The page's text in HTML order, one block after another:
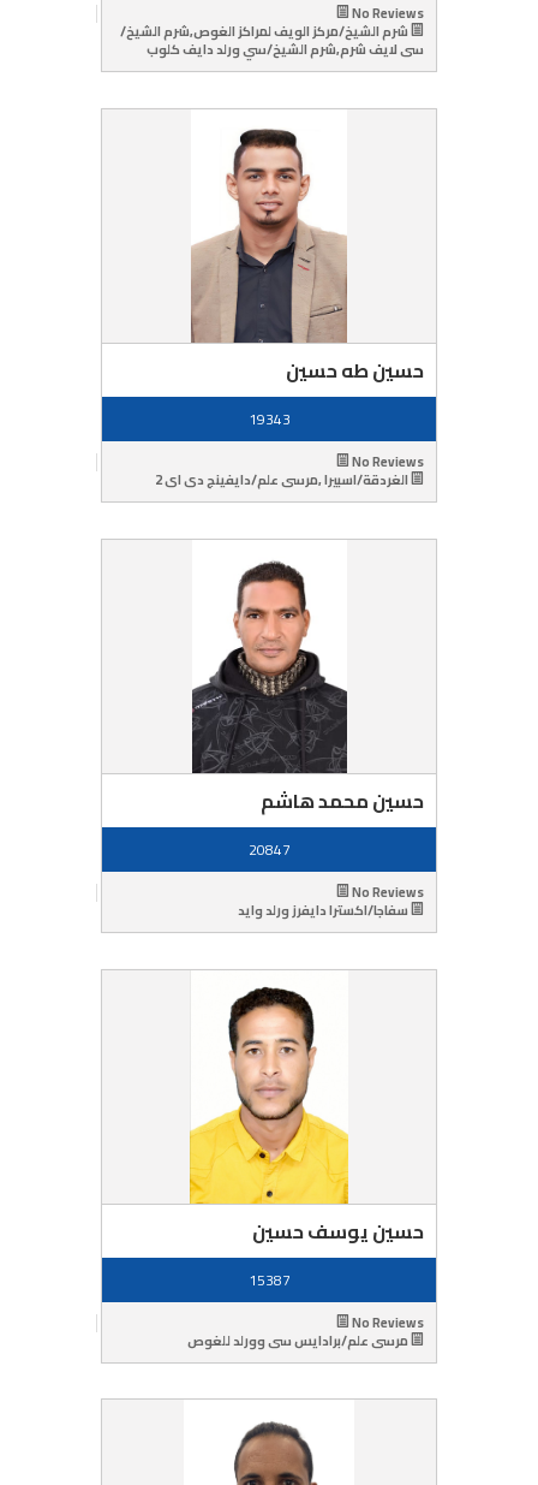
No Reviews
شرم الشيخ/مركز الويف لمراكز الغوص,شرم الشيخ/
سى لايف شرم,شرم الشيخ/سي ورلد دايف كلوب
حسين طه حسين
19343
No Reviews
الغردقة/اسبيرا ,مرسى علم/دايفينج دى اى 2
حسين محمد هاشم
20847
No Reviews
سفاجا/اكسترا دايفرز ورلد وايد
حسين يوسف حسين
15387
No Reviews
مرسى علم/برادايس سى وورلد للغوص